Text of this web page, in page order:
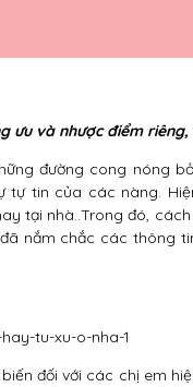
ưu và nhược điểm
đường cong nóng
tự tin của các nàng.
tại nhà..Trong đó,
nắm chắc các thông
đối với các chị em